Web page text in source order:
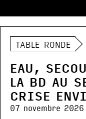
TABLE RONDE
EAU,
LA BD AU
CRISE
07 novembre